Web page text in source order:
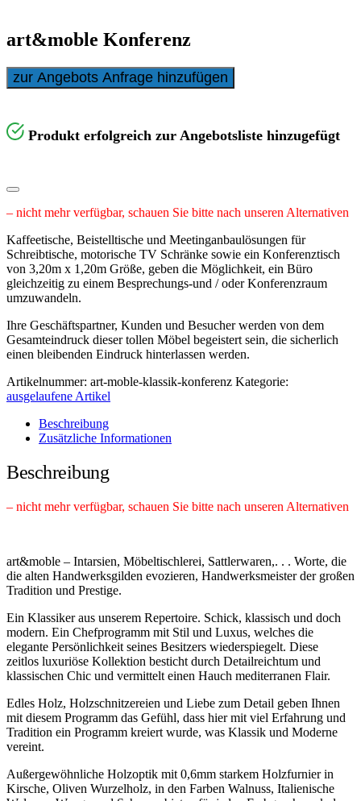
art&moble Konferenz
zur Angebots Anfrage hinzufügen
Produkt erfolgreich zur Angebotsliste hinzugefügt
– nicht mehr verfügbar, schauen Sie bitte nach unseren Alternativen
Kaffeetische, Beistelltische und Meetinganbaulösungen für
Schreibtische, motorische TV Schränke sowie ein Konferenztisch
von 3,20m x 1,20m Größe, geben die Möglichkeit, ein Büro
gleichzeitig zu einem Besprechungs-und / oder Konferenzraum
umzuwandeln.
Ihre Geschäftspartner, Kunden und Besucher werden von dem
Gesamteindruck dieser tollen Möbel begeistert sein, die sicherlich
einen bleibenden Eindruck hinterlassen werden.
Artikelnummer: art-moble-klassik-konferenz Kategorie:
ausgelaufene Artikel
Beschreibung
Zusätzliche Informationen
Beschreibung
– nicht mehr verfügbar, schauen Sie bitte nach unseren Alternativen
art&moble – Intarsien, Möbeltischlerei, Sattlerwaren,. . . Worte, die
die alten Handwerksgilden evozieren, Handwerksmeister der großen
Tradition und Prestige.
Ein Klassiker aus unserem Repertoire. Schick, klassisch und doch
modern. Ein Chefprogramm mit Stil und Luxus, welches die
elegante Persönlichkeit seines Besitzers wiederspiegelt. Diese
zeitlos luxuriöse Kollektion besticht durch Detailreichtum und
klassischen Chic und vermittelt einen Hauch mediterranen Flair.
Edles Holz, Holzschnitzereien und Liebe zum Detail geben Ihnen
mit diesem Programm das Gefühl, dass hier mit viel Erfahrung und
Tradition ein Programm kreiert wurde, was Klassik und Moderne
vereint.
Außergewöhnliche Holzoptik mit 0,6mm starkem Holzfurnier in
Kirsche, Oliven Wurzelholz, in den Farben Walnuss, Italienische